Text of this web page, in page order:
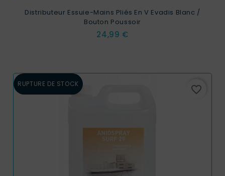
Distributeur Essuie-Mains Pliés En V Evadis Blanc /
Bouton Poussoir
Prix
24,99 €
RUPTURE DE STOCK favorite_border